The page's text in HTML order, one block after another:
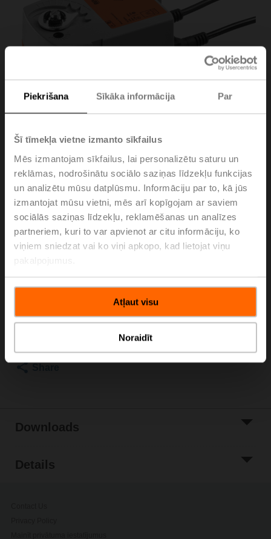
Piekrišana Sīkāka informācija Par
Šī tīmekļa vietne izmanto sīkfailus
Mēs izmantojam sīkfailus, lai personalizētu saturu un
reklāmas, nodrošinātu sociālo saziņas līdzekļu funkcijas
un analizētu mūsu datplūsmu. Informāciju par to, kā jūs
izmantojat mūsu vietni, mēs arī kopīgojam ar saviem
sociālās saziņas līdzekļu, reklamēšanas un analīzes
partneriem, kuri to var apvienot ar citu informāciju, ko
viņiem sniedzat vai ko viņi apkopo, kad lietojat viņu
Atļaut visu
Noraidīt
TRF230-S-O
Rotary actuator fail-safe NO, 2.5 Nm, AC 100...240 V,
Open/close, 75 s, 1x SPDT, IP42
Add to Cart
Downloads
Details